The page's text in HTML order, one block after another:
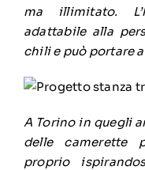
ma illimitato.
adattabile alla
chili e può portare
A Torino in quegli
delle camerette
proprio